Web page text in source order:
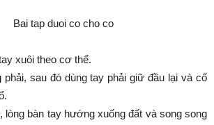
xuôi theo cơ thể.
phải, sau đó dùng tay phải giữ đầu lại và cố
lòng bàn tay hướng xuống đất và song song